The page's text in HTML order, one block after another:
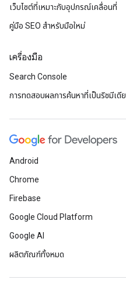
เว็บไซต์ที่เหมาะกับอุปกรณ์เคลื่อนที่
คู่มือ SEO สำหรับมือใหม่
เครื่องมือ
Search Console
การทดสอบผลการค้นหาที่เป็นริชมีเดีย
Android
Chrome
Firebase
Google Cloud Platform
Google AI
ผลิตภัณฑ์ทั้งหมด